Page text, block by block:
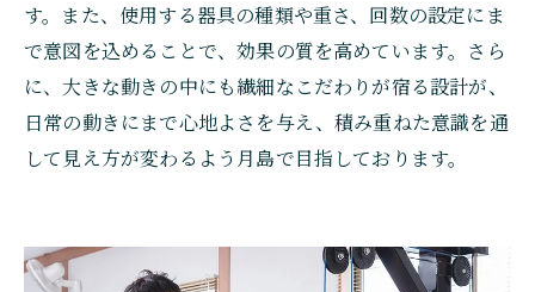
す。また、使用する器具の種類や重さ、回数の設定にま
で意図を込めることで、効果の質を高めています。さら
に、大きな動きの中にも繊細なこだわりが宿る設計が、
日常の動きにまで心地よさを与え、積み重ねた意識を通
して見え方が変わるよう月島で目指しております。